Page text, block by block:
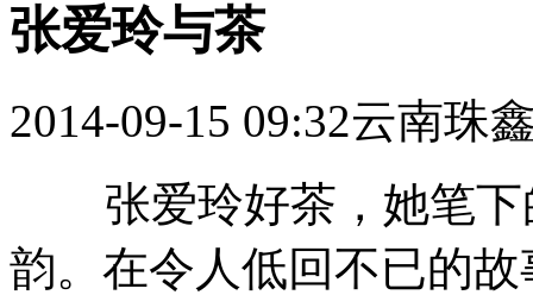
张爱玲与茶
2014-09-15 09:32云南珠
张爱玲好茶，她笔下
韵。在令人低回不已的